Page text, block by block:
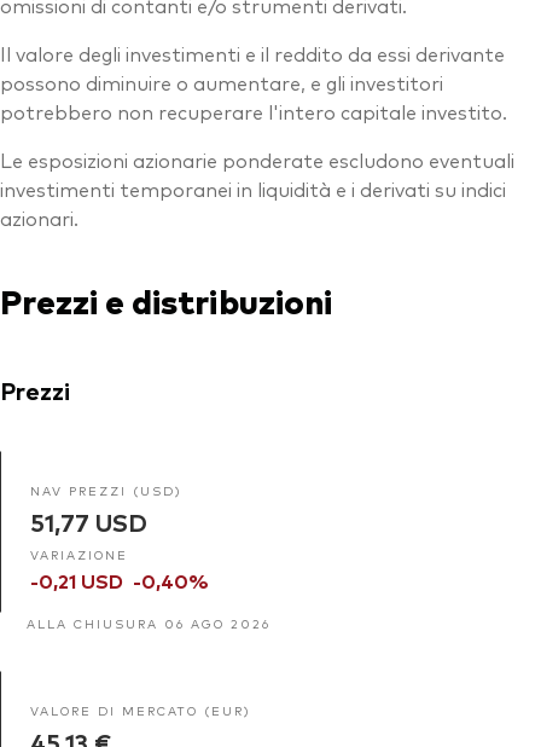
Il valore degli investimenti e il reddito da essi derivante
possono diminuire o aumentare, e gli investitori
potrebbero non recuperare l'intero capitale investito.
Le esposizioni azionarie ponderate escludono eventuali
investimenti temporanei in liquidità e i derivati su indici
azionari.
Prezzi e distribuzioni
Prezzi
NAV PREZZI (USD)
51,77 USD
VARIAZIONE
-0,21 USD -0,40%
ALLA CHIUSURA 06 AGO 2026
VALORE DI MERCATO (EUR)